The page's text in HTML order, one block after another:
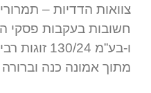
צוואות הדדיות –
ו-בע”מ 130/
מתוך אמונה כנה